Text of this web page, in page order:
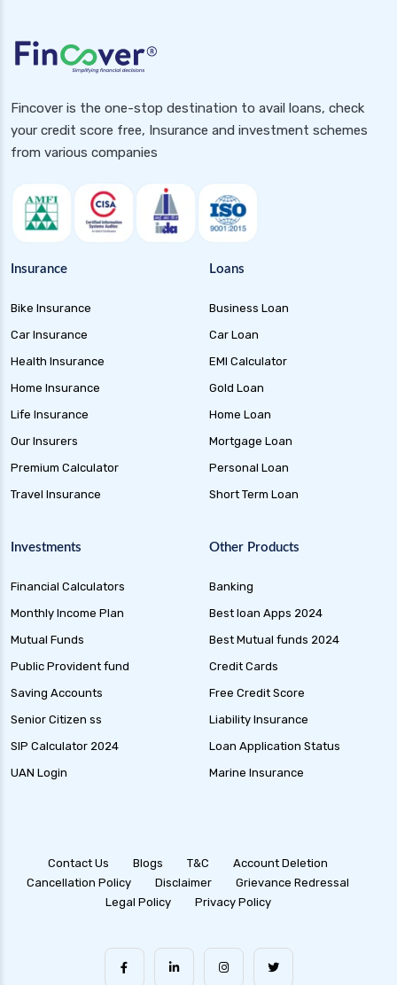
Fincover is the one-stop destination to avail loans, check
your credit score free, Insurance and investment schemes
from various companies
Insurance
Bike Insurance
Car Insurance
Health Insurance
Home Insurance
Life Insurance
Our Insurers
Premium Calculator
Travel Insurance
Loans
Business Loan
Car Loan
EMI Calculator
Gold Loan
Home Loan
Mortgage Loan
Personal Loan
Short Term Loan
Investments
Financial Calculators
Monthly Income Plan
Mutual Funds
Public Provident fund
Saving Accounts
Senior Citizen ss
SIP Calculator 2024
UAN Login
Other Products
Banking
Best loan Apps 2024
Best Mutual funds 2024
Credit Cards
Free Credit Score
Liability Insurance
Loan Application Status
Marine Insurance
Contact Us Blogs T&C
Account Deletion
Cancellation Policy
Disclaimer
Grievance Redressal
Legal Policy
Privacy Policy